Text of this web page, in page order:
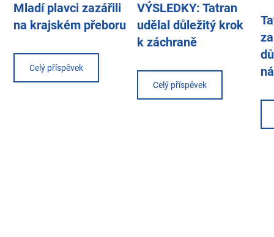
Mladí plavci zazářili
na krajském přeboru
Celý příspěvek
VÝSLEDKY: Tatran
udělal důležitý krok
k záchraně
Celý příspěvek